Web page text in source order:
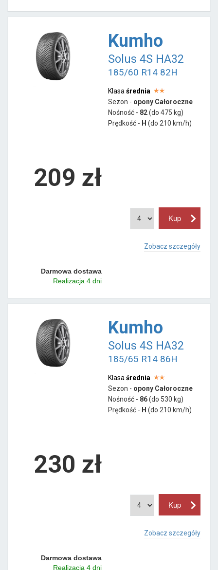
Kumho
Solus 4S HA32
185/60 R14 82H
Klasa średnia
Sezon - opony Całoroczne
Nośność - 82(do 475 kg)
Prędkość - H (do 210 km/h)
209 zł
Zobacz szczegóły
Darmowa dostawa
Realizacja 4 dni
Kumho
Solus 4S HA32
185/65 R14 86H
Klasa średnia
Sezon - opony Całoroczne
Nośność - 86(do 530 kg)
Prędkość - H (do 210 km/h)
230 zł
Zobacz szczegóły
Darmowa dostawa
Realizacja 4 dni